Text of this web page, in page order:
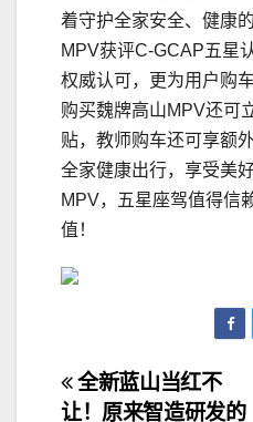
着守护全家安全、健康
MPV获评C-GCAP五星
权威认可，更为用户购
购买魏牌高山MPV还可
贴，教师购车还可享额
全家健康出行，享受美
MPV，五星座驾值得信
值！
文
全新蓝山当红不
让！原来智造研发的